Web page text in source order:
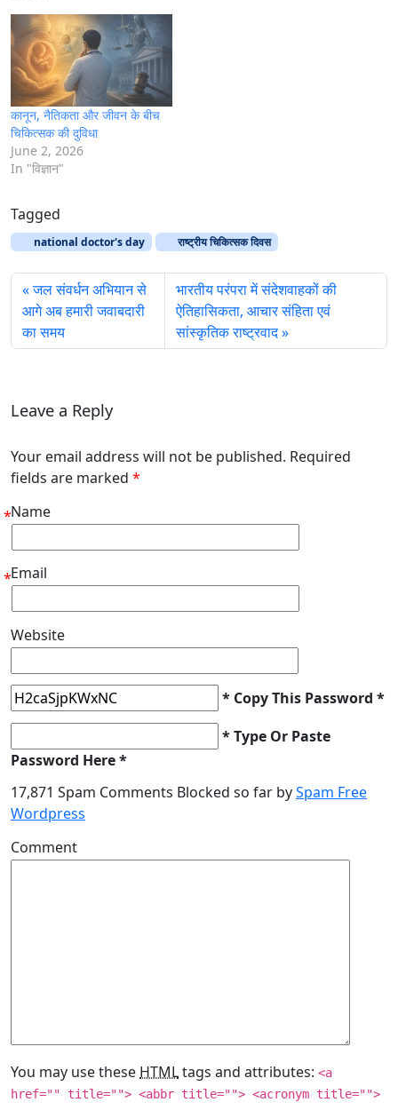
कानून, नैतिकता और जीवन के बीच
चिकित्सक की दुविधा
June 2, 2026
In "विज्ञान"
Tagged
national doctor's day राष्ट्रीय चिकित्सक दिवस
जल संवर्धन अभियान से
आगे अब हमारी जवाबदारी
का समय
भारतीय परंपरा में संदेशवाहकों की
ऐतिहासिकता, आचार संहिता एवं
सांस्कृतिक राष्ट्रवाद
Leave a Reply
Your email address will not be published. Required
fields are marked *
Name
*
Email
*
Website
* Copy This Password *
* Type Or Paste
Password Here *
17,871 Spam Comments Blocked so far bySpam Free
Wordpress
Comment
You may use theseHTMLtags and attributes: <a
href="" title=""> <abbr title=""> <acronym title="">